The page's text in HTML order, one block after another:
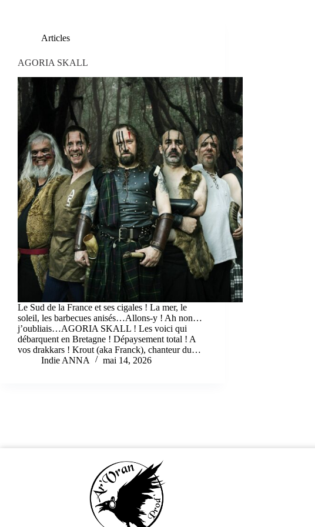
Articles
AGORIA SKALL
Le Sud de la France et ses cigales ! La mer, le
soleil, les barbecues anisés…Allons-y ! Ah non…
j’oubliais…AGORIA SKALL ! Les voici qui
débarquent en Bretagne ! Dépaysement total ! A
vos drakkars ! Krout (aka Franck), chanteur du…
Indie ANNA
mai 14, 2026